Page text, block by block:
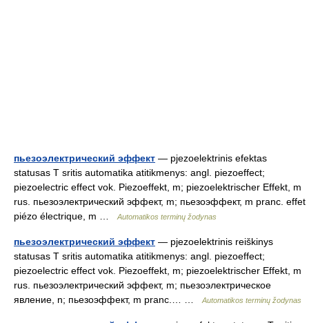
пьезоэлектрический эффект — pjezoelektrinis efektas
statusas T sritis automatika atitikmenys: angl. piezoeffect;
piezoelectric effect vok. Piezoeffekt, m; piezoelektrischer Effekt, m
rus. пьезоэлектрический эффект, m; пьезоэффект, m pranc. effet
piézo électrique, m …
Automatikos terminų žodynas
пьезоэлектрический эффект — pjezoelektrinis reiškinys
statusas T sritis automatika atitikmenys: angl. piezoeffect;
piezoelectric effect vok. Piezoeffekt, m; piezoelektrischer Effekt, m
rus. пьезоэлектрический эффект, m; пьезоэлектрическое
явление, n; пьезоэффект, m pranc.… …
Automatikos terminų žodynas